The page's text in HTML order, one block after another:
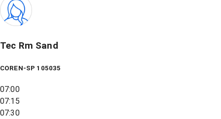
Tec Rm Sand
COREN-SP 105035
07:00
07:15
07:30